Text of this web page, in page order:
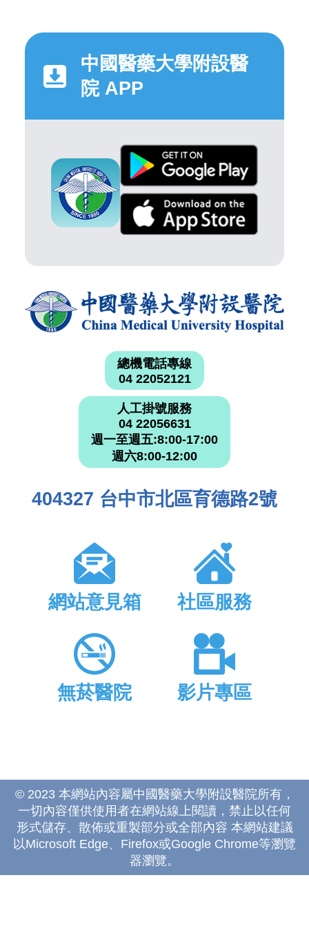
中國醫藥大學附設醫
院 APP
總機電話專線
04 22052121
人工掛號服務
04 22056631
週一至週五:8:00-17:00
週六8:00-12:00
404327 台中市北區育德路2號
網站意見箱 社區服務
無菸醫院 影片專區
© 2023 本網站內容屬中國醫藥大學附設醫院所有，
一切內容僅供使用者在網站線上閱讀，禁止以任何
形式儲存、散佈或重製部分或全部內容 本網站建議
以Microsoft Edge、Firefox或Google Chrome等瀏覽
器瀏覽。